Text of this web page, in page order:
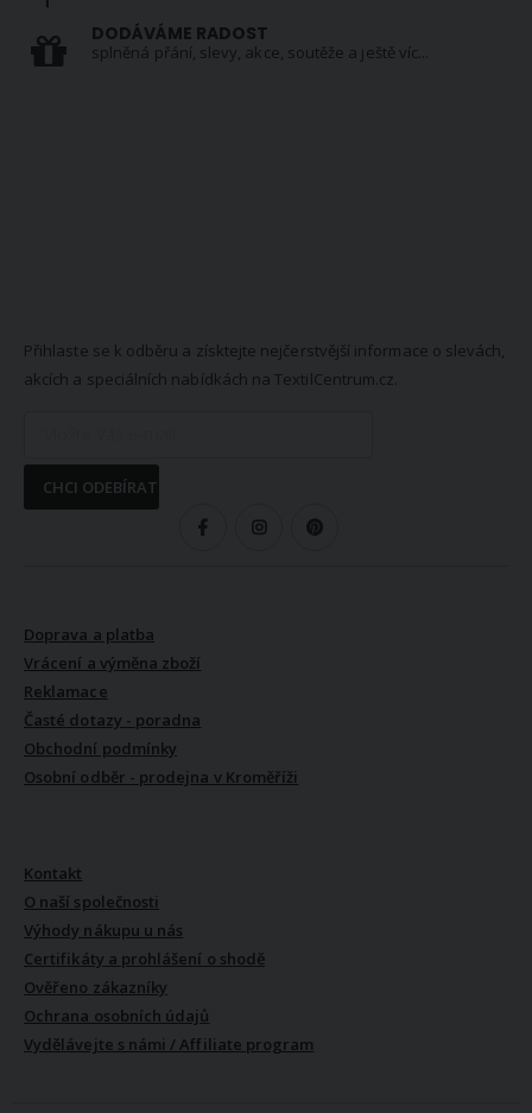
DODÁVÁME RADOST
splněná přání, slevy, akce, soutěže a ještě víc...
Přihlaste se k odběru a získtejte nejčerstvější informace o slevách,
akcích a speciálních nabídkách na TextilCentrum.cz.
CHCI ODEBÍRAT
Doprava a platba
Vrácení a výměna zboží
Reklamace
Časté dotazy - poradna
Obchodní podmínky
Osobní odběr - prodejna v Kroměříži
Kontakt
O naší společnosti
Výhody nákupu u nás
Certifikáty a prohlášení o shodě
Ověřeno zákazníky
Ochrana osobních údajů
Vydělávejte s námi / Affiliate program